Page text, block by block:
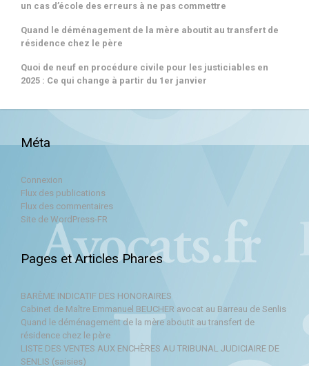
un cas d’école des erreurs à ne pas commettre
Quand le déménagement de la mère aboutit au transfert de
résidence chez le père
Quoi de neuf en procédure civile pour les justiciables en
2025 : Ce qui change à partir du 1er janvier
Méta
Connexion
Flux des publications
Flux des commentaires
Site de WordPress-FR
Pages et Articles Phares
BARÈME INDICATIF DES HONORAIRES
Cabinet de Maître Emmanuel BEUCHER avocat au Barreau de Senlis
Quand le déménagement de la mère aboutit au transfert de
résidence chez le père
LISTE DES VENTES AUX ENCHÈRES AU TRIBUNAL JUDICIAIRE DE
SENLIS (saisies)